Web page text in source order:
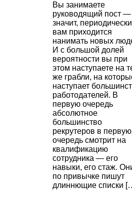
Вы занимаете
руководящий пост
значит, периодически
вам приходится
нанимать новых
И с большой долей
вероятности вы при
этом наступаете на
же грабли, на
наступает
работодателей. В
первую очередь
абсолютное
большинство
рекрутеров в первую
очередь смотрит на
квалификацию
сотрудника — его
навыки, его стаж.
по привычке пишут
длиннющие списки